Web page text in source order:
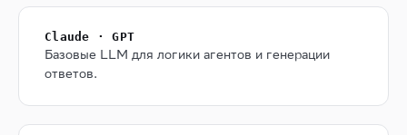
Claude · GPT
Базовые LLM для логики агентов и генерации
ответов.